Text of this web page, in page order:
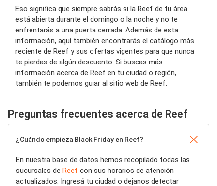
Eso significa que siempre sabrás si la Reef de tu área
está abierta durante el domingo o la noche y no te
enfrentarás a una puerta cerrada. Además de esta
información, aquí también encontrarás el catálogo más
reciente de Reef y sus ofertas vigentes para que nunca
te pierdas de algún descuento. Si buscas más
información acerca de Reef en tu ciudad o región,
también te podemos guiar al sitio web de Reef.
Preguntas frecuentes acerca de Reef
¿Cuándo empieza Black Friday en Reef?
En nuestra base de datos hemos recopilado todas las
sucursales de Reef con sus horarios de atención
actualizados. Ingresá tu ciudad o dejanos detectar